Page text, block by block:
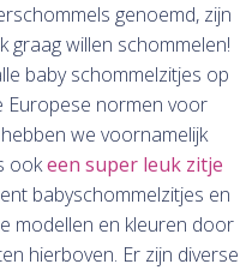
genoemd, zijn
graag willen schommelen!
baby schommelzitjes op
Europese normen voor
we voornamelijk
ookeen super leuk zitje
babyschommelzitjes en
modellen en kleuren door
hierboven. Er zijn diverse